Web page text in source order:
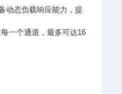
动态负载响应能力，提
一个通道，最多可达16